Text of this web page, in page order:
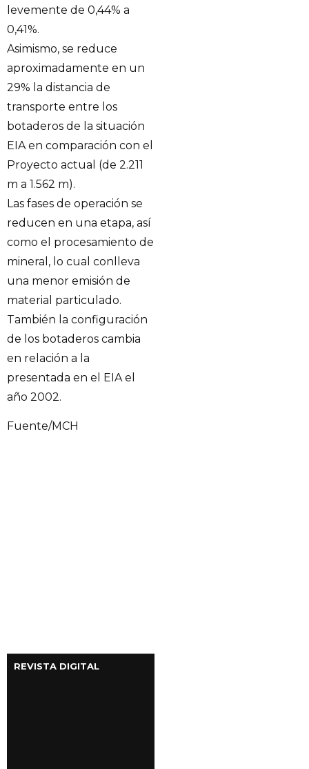
levemente de 0,44% a
0,41%.
Asimismo, se reduce
aproximadamente en un
29% la distancia de
transporte entre los
botaderos de la situación
EIA en comparación con el
Proyecto actual (de 2.211
m a 1.562 m).
Las fases de operación se
reducen en una etapa, así
como el procesamiento de
mineral, lo cual conlleva
una menor emisión de
material particulado.
También la configuración
de los botaderos cambia
en relación a la
presentada en el EIA el
año 2002.
Fuente/MCH
REVISTA DIGITAL